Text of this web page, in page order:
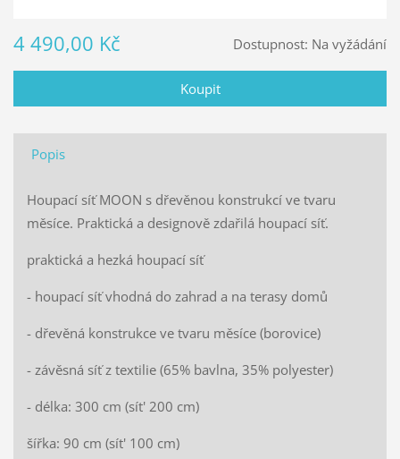
Dostupnost: Na vyžádání
4 490,00 Kč
Popis
Houpací síť MOON s dřevěnou konstrukcí ve tvaru
měsíce. Praktická a designově zdařilá houpací síť.
praktická a hezká houpací síť
- houpací síť vhodná do zahrad a na terasy domů
- dřevěná konstrukce ve tvaru měsíce (borovice)
- závěsná síť z textilie (65% bavlna, 35% polyester)
- délka: 300 cm (sít' 200 cm)
šířka: 90 cm (sít' 100 cm)